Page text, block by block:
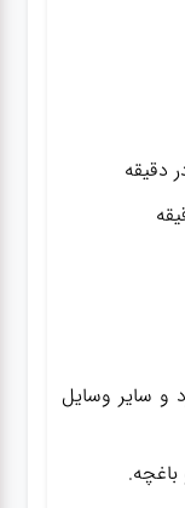
و سایر وسایل